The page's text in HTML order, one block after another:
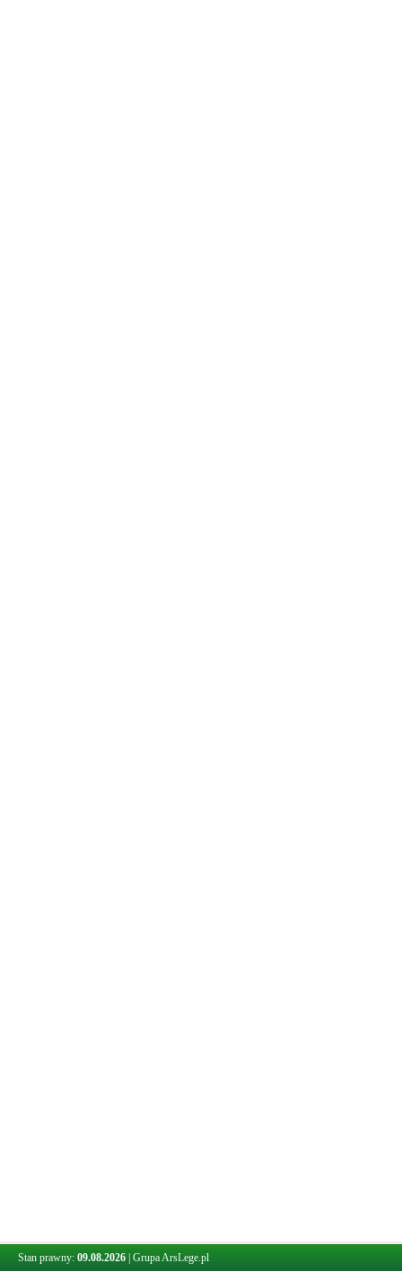
Stan prawny: 09.08.2026 Grupa ArsLege.pl